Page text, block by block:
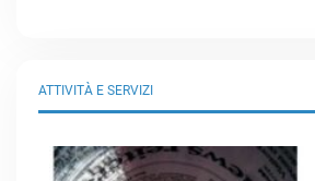
ATTIVITÀ E SERVIZI